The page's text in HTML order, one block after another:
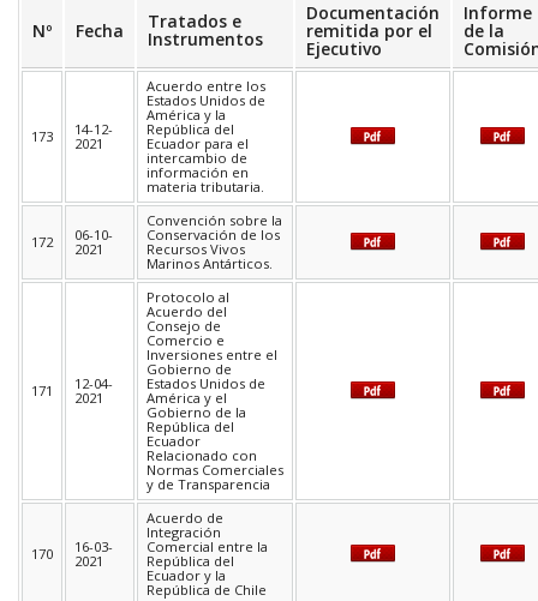
Nº Fecha Tratados e
Instrumentos
Documentación
remitida por el
Ejecutivo
Informe
de la
173
14-12-
2021
Acuerdo entre los
Estados Unidos de
América y la
República del
Ecuador para el
intercambio de
información en
materia tributaria.
172
06-10-
2021
Convención sobre la
Conservación de los
Recursos Vivos
Marinos Antárticos.
171
12-04-
2021
Protocolo al
Acuerdo del
Consejo de
Comercio e
Inversiones entre el
Gobierno de
Estados Unidos de
América y el
Gobierno de la
República del
Ecuador
Relacionado con
Normas Comerciales
y de Transparencia
170
16-03-
2021
Acuerdo de
Integración
Comercial entre la
República del
Ecuador y la
República de Chile